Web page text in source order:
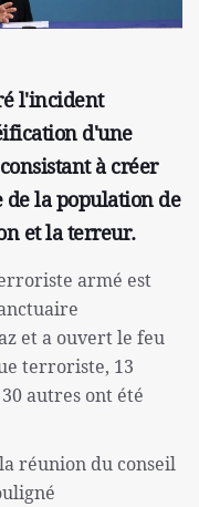
l'incident
d'une
à créer
la population de
et la terreur.
armé est
et a ouvert le feu
terroriste, 13
autres ont été
réunion du conseil